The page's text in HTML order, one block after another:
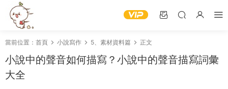
當前位置： 首頁 小說寫作 5、素材資料篇 正文
小說中的聲音如何描寫？小說中的聲音描寫詞彙
大全